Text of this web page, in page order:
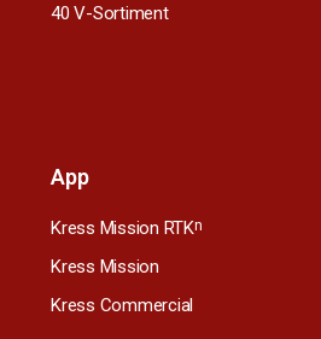
40 V-Sortiment
App
Kress Mission RTKn
Kress Mission
Kress Commercial